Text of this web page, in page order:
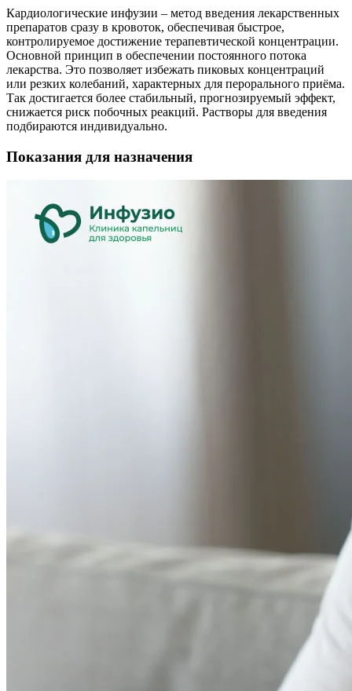
Кардиологические инфузии – метод введения лекарственных
препаратов сразу в кровоток, обеспечивая быстрое,
контролируемое достижение терапевтической концентрации.
Основной принцип в обеспечении постоянного потока
лекарства. Это позволяет избежать пиковых концентраций
или резких колебаний, характерных для перорального приёма.
Так достигается более стабильный, прогнозируемый эффект,
снижается риск побочных реакций. Растворы для введения
подбираются индивидуально.
Показания для назначения